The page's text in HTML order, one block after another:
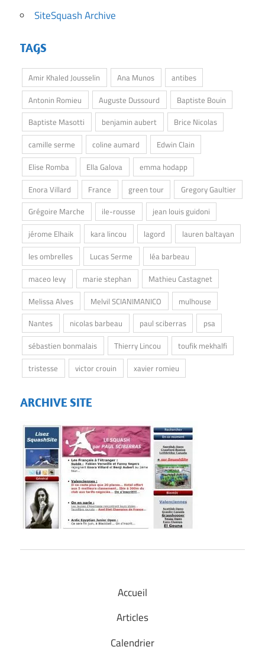
SiteSquash Archive
TAGS
Amir Khaled Jousselin Ana Munos
antibes
Antonin Romieu
Auguste Dussourd
Baptiste Bouin
Baptiste Masotti
benjamin aubert
Brice Nicolas
camille serme
coline aumard
Edwin Clain
Elise Romba
Ella Galova
emma hodapp
Enora Villard
France green tour
Gregory Gaultier
Grégoire Marche
ile-rousse
jean louis guidoni
jérome Elhaik
kara lincou lagord
lauren baltayan
les ombrelles
Lucas Serme
léa barbeau
maceo levy
marie stephan
Mathieu Castagnet
Melissa Alves
Melvil SCIANIMANICO
mulhouse
Nantes
nicolas barbeau paul sciberras
psa
sébastien bonmalais
Thierry Lincou
toufik mekhalfi
tristesse
victor crouin xavier romieu
ARCHIVE SITE
Accueil
Articles
Calendrier